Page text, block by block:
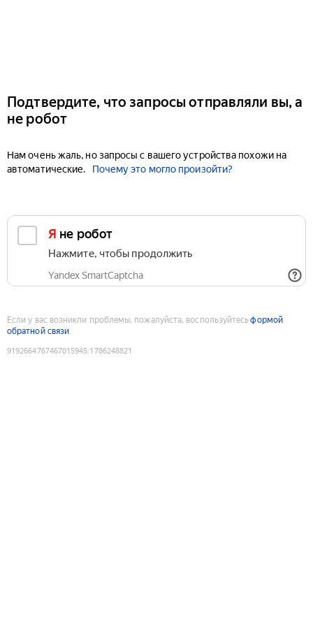
Подтвердите, что запросы отправляли вы, а
не робот
Нам очень жаль, но запросы с вашего устройства похожи на
автоматические.
Почему это могло произойти?
Я не робот
Нажмите, чтобы продолжить
Yandex SmartCaptcha
Если у вас возникли проблемы, пожалуйста, воспользуйтесьформой
обратной связи
9192664767467015945:1786248821